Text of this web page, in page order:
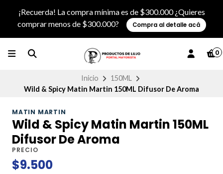
¡Recuerda! La compra mínima es de $300.000 ¿Quieres
comprar menos de $300.000?
Compra al detalle acá
0
Inicio
150ML
Wild & Spicy Matin Martin 150ML Difusor De Aroma
MATIN MARTIN
Wild & Spicy Matin Martin 150ML
Difusor De Aroma
PRECIO
$9.500